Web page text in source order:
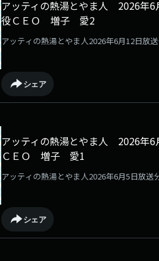
アッティの熱湯とやま人 2026
役ＣＥＯ 増子 愛2
アッティの熱湯とやま人2026年6月12日放
シェア
アッティの熱湯とやま人 2026
ＣＥＯ 増子 愛1
アッティの熱湯とやま人2026年6月5日放
シェア